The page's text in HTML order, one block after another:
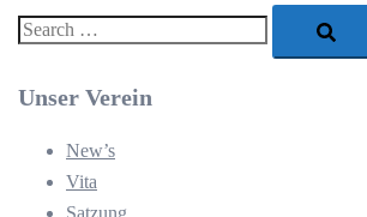
Search…
Unser Verein
New’s
Vita
Satzung